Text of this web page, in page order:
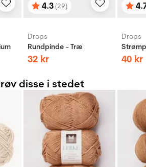
Vurdering:
4.3(29)
ud af 5 stjerner
Drops
Rundpinde - Træ
32 kr
ud
Drops
40 kr
disse i stedet